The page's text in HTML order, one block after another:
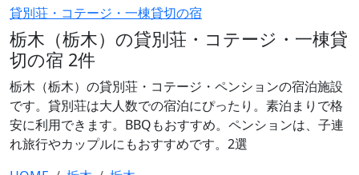
貸別荘・コテージ・一棟貸切の宿
栃木（栃木）の貸別荘・コテージ・一棟貸
切の宿 2件
栃木（栃木）の貸別荘・コテージ・ペンションの宿泊施設
です。貸別荘は大人数での宿泊にぴったり。素泊まりで格
安に利用できます。BBQもおすすめ。ペンションは、子連
れ旅行やカップルにもおすすめです。2選